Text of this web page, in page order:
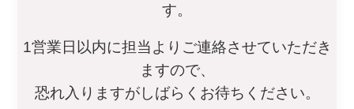
す。
1営業日以内に担当よりご連絡させていただき
ますので、
恐れ入りますがしばらくお待ちください。